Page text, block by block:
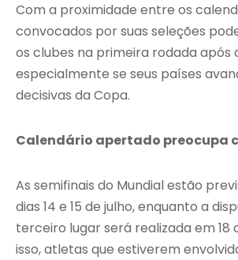
Com a proximidade entre os
convocados por suas seleções
os clubes na primeira rodada após
especialmente se seus países
decisivas da Copa.
Calendário apertado preocupa
As semifinais do Mundial estão
dias 14 e 15 de julho, enquanto a
terceiro lugar será realizada em 18
isso, atletas que estiverem